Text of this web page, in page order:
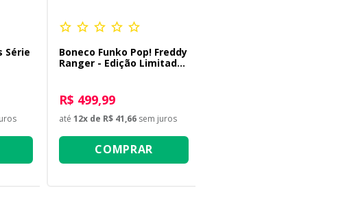
Série
Boneco Funko Pop! Freddy
Ranger - Edição Limitada
R$ 499,99
até 12x de R$ 41,66 sem juros
COMPRAR